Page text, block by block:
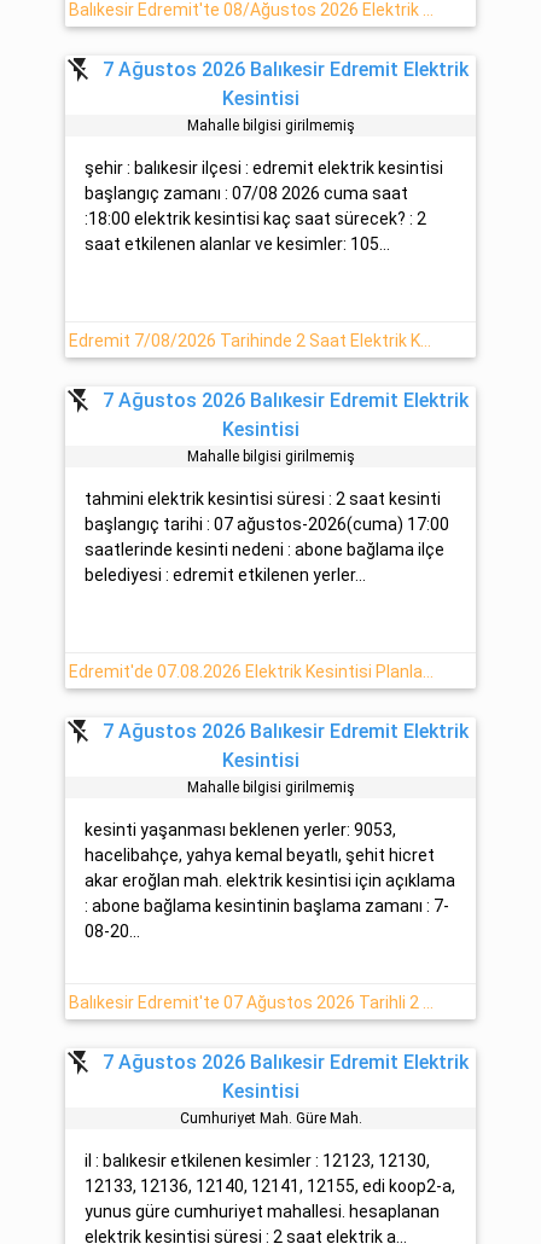
flash_off
7 Ağustos 2026 Balıkesir Edremit Elektrik
Kesintisi
Mahalle bilgisi girilmemiş
şehir : balıkesir ilçesi : edremit elektrik kesintisi
başlangıç zamanı : 07/08 2026 cuma saat
:18:00 elektrik kesintisi kaç saat sürecek? : 2
saat etkilenen alanlar ve kesimler: 105...
Edremit 7/08/2026 Tarihinde 2 Saat Elektrik Kesintisi - Uedaş
flash_off
7 Ağustos 2026 Balıkesir Edremit Elektrik
Kesintisi
Mahalle bilgisi girilmemiş
tahmini elektrik kesintisi süresi : 2 saat kesinti
başlangıç tarihi : 07 ağustos-2026(cuma) 17:00
saatlerinde kesinti nedeni : abone bağlama ilçe
belediyesi : edremit etkilenen yerler...
flash_off
7 Ağustos 2026 Balıkesir Edremit Elektrik
Kesintisi
Mahalle bilgisi girilmemiş
kesinti yaşanması beklenen yerler: 9053,
hacelibahçe, yahya kemal beyatlı, şehit hicret
akar eroğlan mah. elektrik kesintisi için açıklama
: abone bağlama kesintinin başlama zamanı : 7-
08-20...
flash_off
7 Ağustos 2026 Balıkesir Edremit Elektrik
Kesintisi
Cumhuri̇yet Mah. Güre Mah.
il : balıkesir etkilenen kesimler : 12123, 12130,
12133, 12136, 12140, 12141, 12155, edi koop2-a,
yunus güre cumhuriyet mahallesi. hesaplanan
elektrik kesintisi süresi : 2 saat elektrik a...